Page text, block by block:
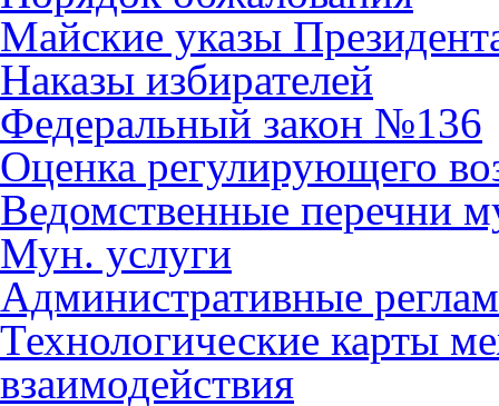
Майские указы
Наказы избирателей
Федеральный закон №136
Оценка регулирующего
Ведомственные перечни
Мун. услуги
Административные
Технологические карты
взаимодействия